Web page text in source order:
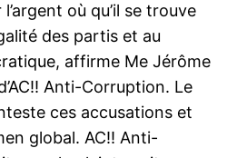
où qu’il se trouve
des partis et au
affirme Me Jérôme
Anti-Corruption. Le
ces accusations et
global. AC!! Anti-